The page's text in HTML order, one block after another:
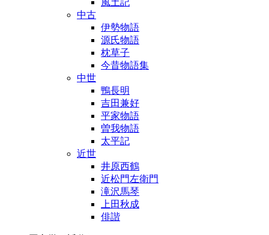
風土記
中古
伊勢物語
源氏物語
枕草子
今昔物語集
中世
鴨長明
吉田兼好
平家物語
曽我物語
太平記
近世
井原西鶴
近松門左衛門
滝沢馬琴
上田秋成
俳諧